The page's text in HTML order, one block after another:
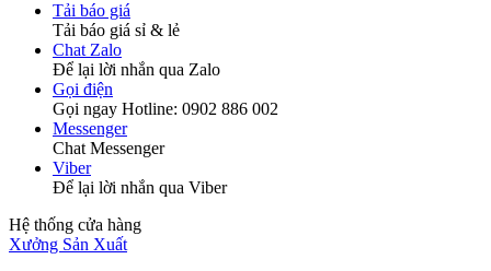
Tải báo giá
Tải báo giá sỉ & lẻ
Chat Zalo
Để lại lời nhắn qua Zalo
Gọi điện
Gọi ngay Hotline: 0902 886 002
Messenger
Chat Messenger
Viber
Để lại lời nhắn qua Viber
Hệ thống cửa hàng
Xưởng Sản Xuất